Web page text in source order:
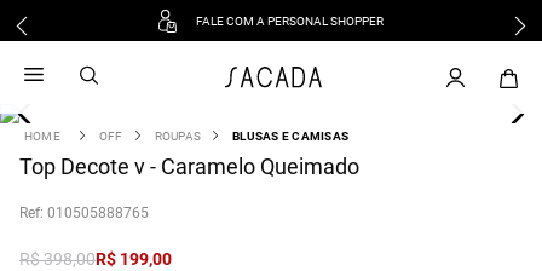
FALE COM A PERSONAL SHOPPER
OFF ROUPAS BLUSAS E CAMISAS
Top Decote v - Caramelo Queimado
: 010505888765
R$398,00R$ 199,00
vestido
3 º blusa
º tricot
º macacão